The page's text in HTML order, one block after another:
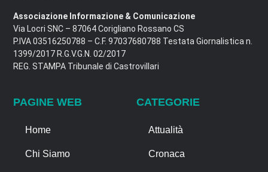
Associazione Informazione & Comunicazione
Via Locri SNC – 87064 Corigliano Rossano CS
P.IVA 03516250788 – C.F. 97037680788 Testata Giornalistica n.
1399/2017 R.G.V.G.N. 02/2017
REG. STAMPA Tribunale di Castrovillari
PAGINE WEB
Home
Chi Siamo
CATEGORIE
Attualità
Cronaca